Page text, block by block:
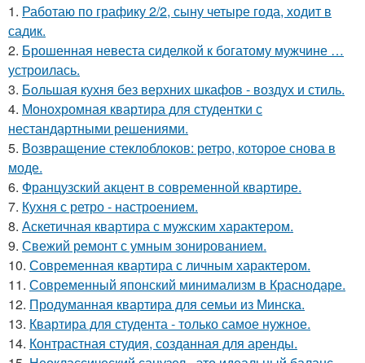
1. Работаю по графику 2/2, сыну четыре года, ходит в
садик.
2. Брошенная невеста сиделкой к богатому мужчине …
устроилась.
3. Большая кухня без верхних шкафов - воздух и стиль.
4. Монохромная квартира для студентки с
нестандартными решениями.
5. Возвращение стеклоблоков: ретро, которое снова в
моде.
6. Французский акцент в современной квартире.
7. Кухня с ретро - настроением.
8. Аскетичная квартира с мужским характером.
9. Свежий ремонт с умным зонированием.
10. Современная квартира с личным характером.
11. Современный японский минимализм в Краснодаре.
12. Продуманная квартира для семьи из Минска.
13. Квартира для студента - только самое нужное.
14. Контрастная студия, созданная для аренды.